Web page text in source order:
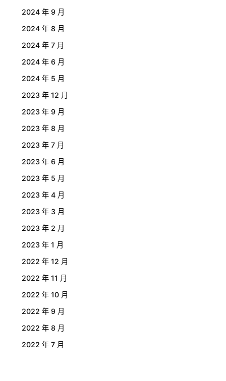
2024 年 9 月
2024 年 8 月
2024 年 7 月
2024 年 6 月
2024 年 5 月
2023 年 12 月
2023 年 9 月
2023 年 8 月
2023 年 7 月
2023 年 6 月
2023 年 5 月
2023 年 4 月
2023 年 3 月
2023 年 2 月
2023 年 1 月
2022 年 12 月
2022 年 11 月
2022 年 10 月
2022 年 9 月
2022 年 8 月
2022 年 7 月